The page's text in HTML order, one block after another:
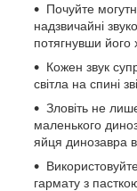
Почуйте
надзвичайні
потягнувши його
Кожен звук
світла на спині
Зловіть не
маленького
яйця динозавра
гармату з